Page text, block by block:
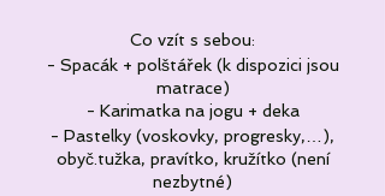
Co vzít s sebou:
- Spacák + polštářek (k dispozici jsou
matrace)
- Karimatka na jogu + deka
- Pastelky (voskovky, progresky,…),
obyč.tužka, pravítko, kružítko (není
nezbytné)